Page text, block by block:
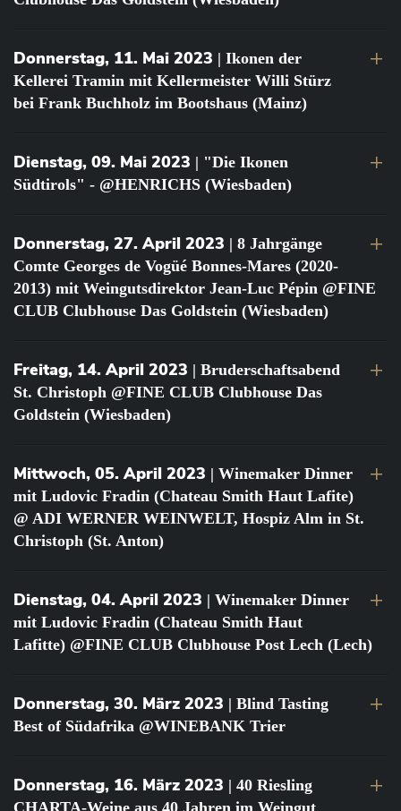
Donnerstag, 11. Mai 2023 | Ikonen der
Kellerei Tramin mit Kellermeister Willi Stürz
bei Frank Buchholz im Bootshaus (Mainz)
Dienstag, 09. Mai 2023 | "Die Ikonen
Südtirols" - @HENRICHS (Wiesbaden)
Donnerstag, 27. April 2023 | 8 Jahrgänge
Comte Georges de Vogüé Bonnes-Mares (2020-
2013) mit Weingutsdirektor Jean-Luc Pépin @FINE
CLUB Clubhouse Das Goldstein (Wiesbaden)
Freitag, 14. April 2023 | Bruderschaftsabend
St. Christoph @FINE CLUB Clubhouse Das
Goldstein (Wiesbaden)
Mittwoch, 05. April 2023 | Winemaker Dinner
mit Ludovic Fradin (Chateau Smith Haut Lafite)
@ ADI WERNER WEINWELT, Hospiz Alm in St.
Christoph (St. Anton)
Dienstag, 04. April 2023 | Winemaker Dinner
mit Ludovic Fradin (Chateau Smith Haut
Lafitte) @FINE CLUB Clubhouse Post Lech (Lech)
Donnerstag, 30. März 2023 | Blind Tasting
Best of Südafrika @WINEBANK Trier
Donnerstag, 16. März 2023 | 40 Riesling